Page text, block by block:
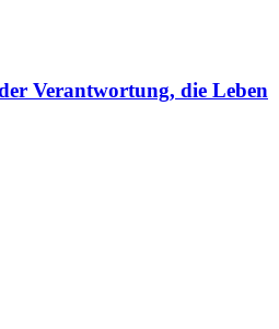
Verantwortung, die Leben